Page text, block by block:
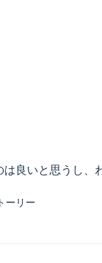
良いと思うし、